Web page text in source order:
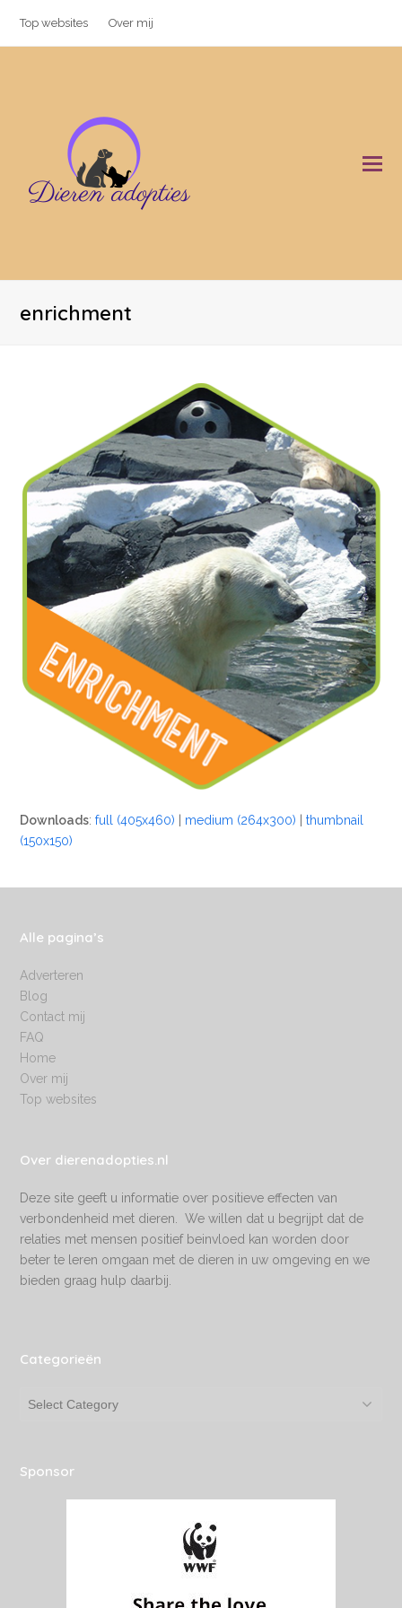
Top websites Over mij
enrichment
Downloads:full (405x460) medium (264x300) |thumbnail
(150x150)
Alle pagina’s
Adverteren
Blog
Contact mij
FAQ
Home
Over mij
Top websites
Over dierenadopties.nl
Deze site geeft u informatie over positieve effecten van
verbondenheid met dieren. We willen dat u begrijpt dat de
relaties met mensen positief beinvloed kan worden door
beter te leren omgaan met de dieren in uw omgeving en we
bieden graag hulp daarbij.
Categorieën
Categorieën
Sponsor